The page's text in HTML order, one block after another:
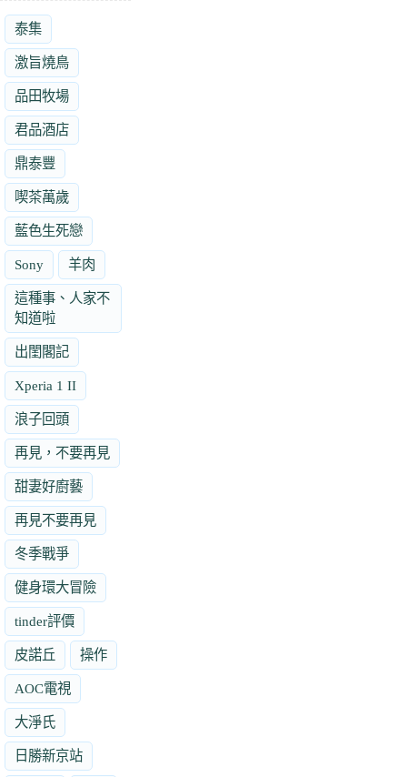
泰集
激旨燒鳥
品田牧場
君品酒店
鼎泰豐
喫茶萬歲
藍色生死戀
Sony 羊肉
這種事、人家不
知道啦
出閨閣記
Xperia 1 II
浪子回頭
再見，不要再見
甜妻好廚藝
再見不要再見
冬季戰爭
健身環大冒險
tinder評價
皮諾丘 操作
AOC電視
大淨氏
日勝新京站